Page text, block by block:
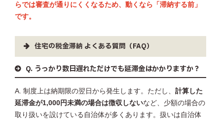
らでは審査が通りにくくなるため、動くなら「滞納する前」
です。
住宅の税金滞納 よくある質問（FAQ）
Q. うっかり数日遅れただけでも延滞金はかかりますか？
A. 制度上は納期限の翌日から発生します。ただし、 計算した
延滞金が1,000円未満の場合は徴収しないなど、少額の場合の
取り扱いを設けている自治体が多くあります。扱いは自治体